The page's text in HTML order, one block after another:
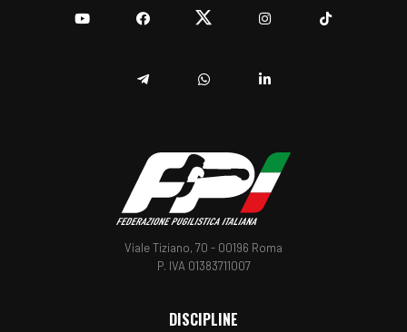
Viale Tiziano, 70 - 00196 Roma
P. IVA 01383711007
DISCIPLINE